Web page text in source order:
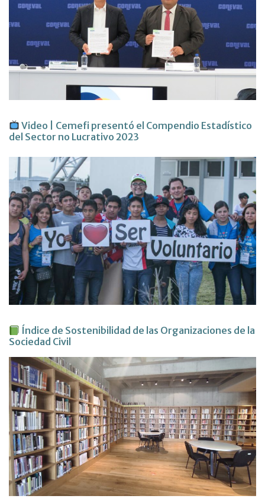
Video | Cemefi presentó el Compendio Estadístico
del Sector no Lucrativo 2023
Índice de Sostenibilidad de las Organizaciones de la
Sociedad Civil